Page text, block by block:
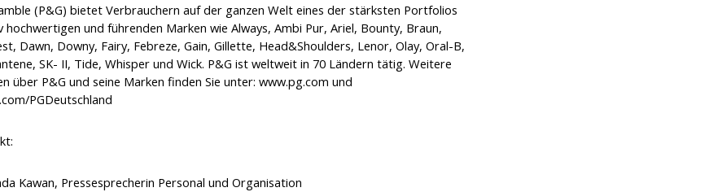
(P&G) bietet Verbrauchern auf der ganzen Welt eines der stärksten Portfolios
und führenden Marken wie Always, Ambi Pur, Ariel, Bounty, Braun,
Dawn, Downy, Fairy, Febreze, Gain, Gillette, Head&Shoulders, Lenor, Olay, Oral-B,
SK- II, Tide, Whisper und Wick. P&G ist weltweit in 70 Ländern tätig. Weitere
über P&G und seine Marken finden Sie unter:www.pg.com und
PGDeutschland
Kawan, Pressesprecherin Personal und Organisation